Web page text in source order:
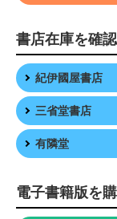
書店在庫を確認
紀伊國屋書店
三省堂書店
有隣堂
電子書籍版を